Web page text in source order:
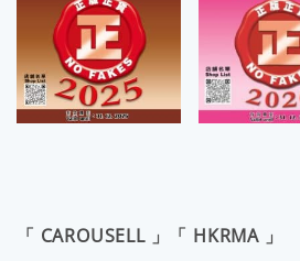
「 CAROUSELL 」「 HKRMA 」